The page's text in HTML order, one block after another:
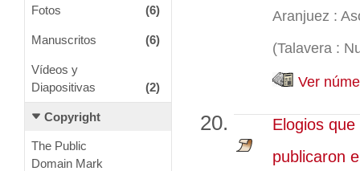
Fotos
(6)
Manuscritos (6)
Vídeos y
Diapositivas
(2)
Copyright
The Public
Domain Mark
Aranjuez :
(Talavera :
Ver
Elogios
publicaron